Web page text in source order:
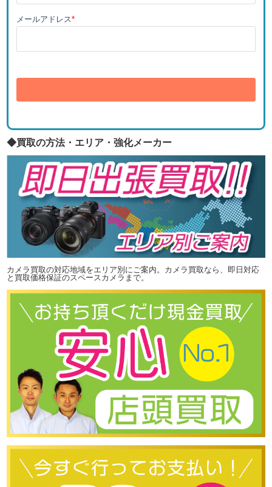
メールアドレス*
◆買取の方法・エリア・強化メーカー
カメラ買取の対応地域をエリア別にご案内。カメラ買取なら、即日対応
と買取価格保証のスペースカメラまで。